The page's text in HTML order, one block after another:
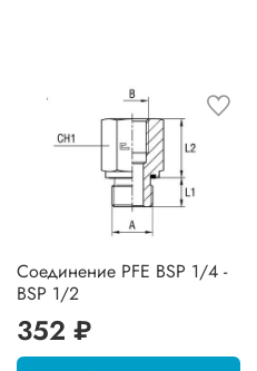
Соединение PFE BSP 1/4 -
BSP 1/2
352 ₽